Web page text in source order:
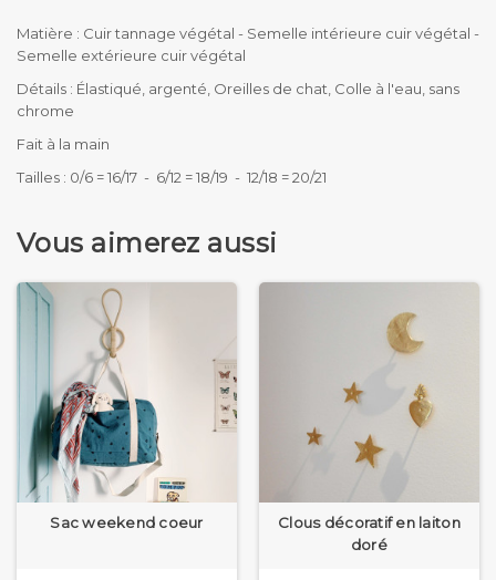
Matière : Cuir tannage végétal - Semelle intérieure cuir végétal -
Semelle extérieure cuir végétal
Détails : Élastiqué, argenté, Oreilles de chat, Colle à l'eau, sans
chrome
Fait à la main
Tailles : 0/6 = 16/17 - 6/12 = 18/19 - 12/18 = 20/21
Vous aimerez aussi
Sac weekend coeur
Clous décoratif en laiton
doré